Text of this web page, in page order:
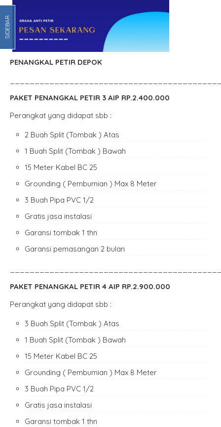
PENANGKAL PETIR DEPOK
PAKET PENANGKAL PETIR 3 AIP RP.2.400.000
Perangkat yang didapat sbb :
2 Buah Split (Tombak ) Atas
1 Buah Split (Tombak ) Bawah
15 Meter Kabel BC 25
Grounding ( Pembumian ) Max 8 Meter
3 Buah Pipa PVC 1/2
Gratis jasa instalasi
Garansi tombak 1 thn
Garansi pemasangan 2 bulan
PAKET PENANGKAL PETIR 4 AIP RP.2.900.000
Perangkat yang didapat sbb :
3 Buah Split (Tombak ) Atas
1 Buah Split (Tombak ) Bawah
15 Meter Kabel BC 25
Grounding ( Pembumian ) Max 8 Meter
3 Buah Pipa PVC 1/2
Gratis jasa instalasi
Garansi tombak 1 thn
SIDEBAR